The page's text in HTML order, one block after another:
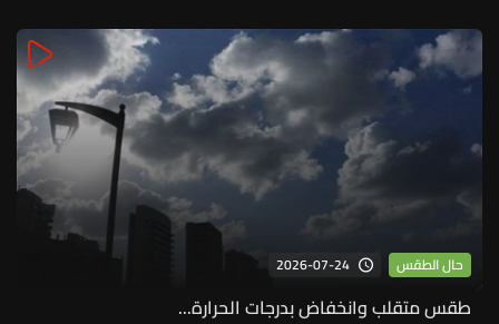
حال الطقس 2026-07-24
طقس متقلب وانخفاض بدرجات الحرارة...